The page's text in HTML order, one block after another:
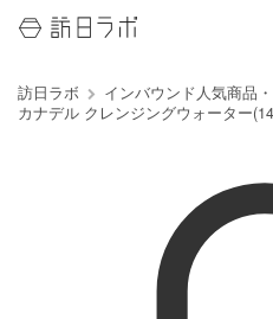
訪日ラボ インバウンド人気商品
カナデル クレンジングウォーター